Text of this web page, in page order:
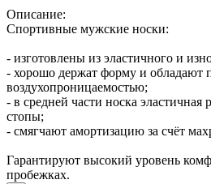
Описание:
Спортивные мужские носки:
- изготовлены из эластичного и
- хорошо держат форму и обладают
воздухопроницаемостью;
- в средней части носка эластичная
стопы;
- смягчают амортизацию за счёт
Гарантируют высокий уровень
пробежках.